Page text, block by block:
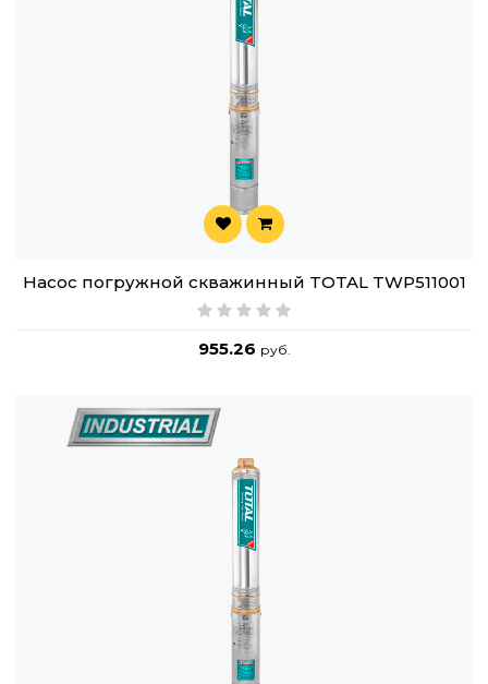
Насос погружной скважинный TOTAL TWP511001
955.26 руб.